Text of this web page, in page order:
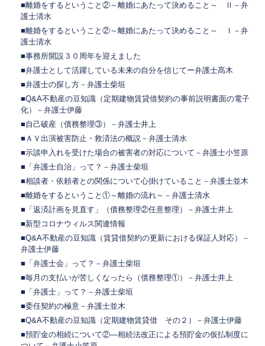
■離婚をするということ②～離婚にあたって決めること～ Ⅱ－弁
護士清水
■離婚をするということ②～離婚にあたって決めること～ Ⅰ－弁
護士清水
■事務所開設３０周年を迎えました
■弁護士として活躍している未来の自分を信じてー弁護士髙木
■弁護士の探し方－弁護士柴垣
■Q&A不動産の豆知識（定期建物賃貸借契約の事前説明書面の電子
化）－弁護士伊藤
■自己破産（債務整理③）－弁護士井上
■ＡＶ出演被害防止・救済法の概説－弁護士清水
■示談申入れを受けた場合の被害者の対応について－弁護士小笠原
■「弁護士自治」って？－弁護士柴垣
■相談者・依頼者との関係について心掛けていること－弁護士並木
■離婚をするということ①～離婚の流れ～－弁護士清水
■「返済計画を見直す」（債務整理②任意整理）－弁護士井上
■新型コロナウィルス関連情報
■Q&A不動産の豆知識（賃貸借契約の更新における保証人対応）－
弁護士伊藤
■「弁護士会」って？－弁護士柴垣
■毎月の支払いが苦しくなったら（債務整理①）－弁護士井上
■「弁護士」って？－弁護士柴垣
■委任契約の極意－弁護士並木
■Q&A不動産の豆知識（定期建物賃貸借 その２）－弁護士伊藤
■預貯金の相続について②―相続法改正による預貯金の仮払制度に